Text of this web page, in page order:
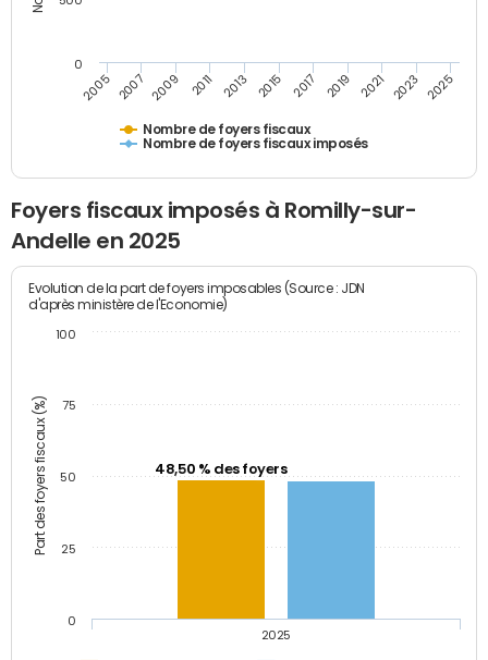
Nombre de foyers fiscaux
Nombre de foyers fiscaux imposés
2005 2007 2009 2011 2013 2015 2017 2019 2021 2023 2025
0
Foyers fiscaux imposés à Romilly-sur-
Andelle en 2025
Part des foyers fiscaux (%)
Evolution de la part de foyers imposables (Source : JDN
d'après ministère de l'Economie)
48,50 % des foyers
2025
0
25
50
75
100